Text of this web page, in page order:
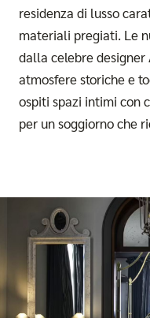
residenza di lusso
materiali pregiati. Le
dalla celebre designer
atmosfere storiche e
ospiti spazi intimi con
per un soggiorno che